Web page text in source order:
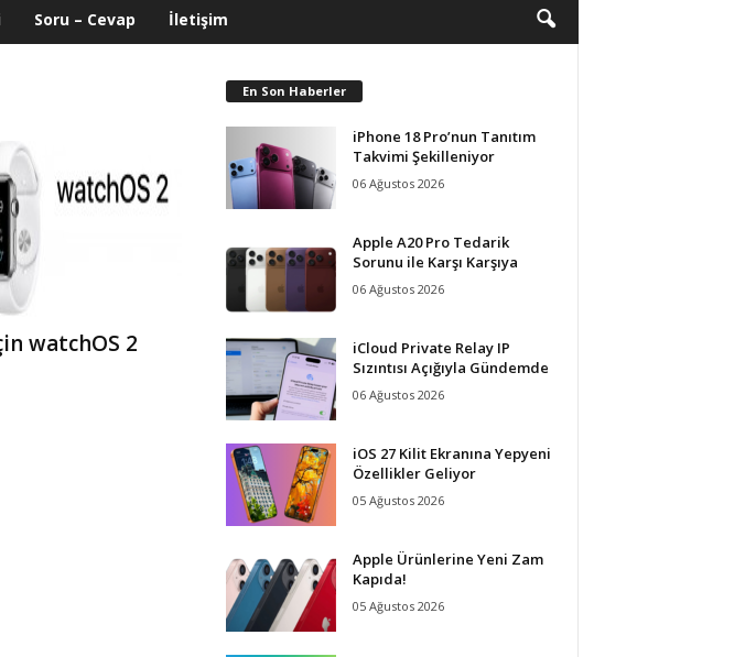
Soru – Cevap İletişim
watchOS 2
En Son Haberler
iPhone 18 Pro’nun Tanıtım
Takvimi Şekilleniyor
06 Ağustos 2026
Apple A20 Pro Tedarik
Sorunu ile Karşı Karşıya
06 Ağustos 2026
iCloud Private Relay IP
Sızıntısı Açığıyla Gündemde
06 Ağustos 2026
iOS 27 Kilit Ekranına Yepyeni
Özellikler Geliyor
05 Ağustos 2026
Apple Ürünlerine Yeni Zam
Kapıda!
05 Ağustos 2026